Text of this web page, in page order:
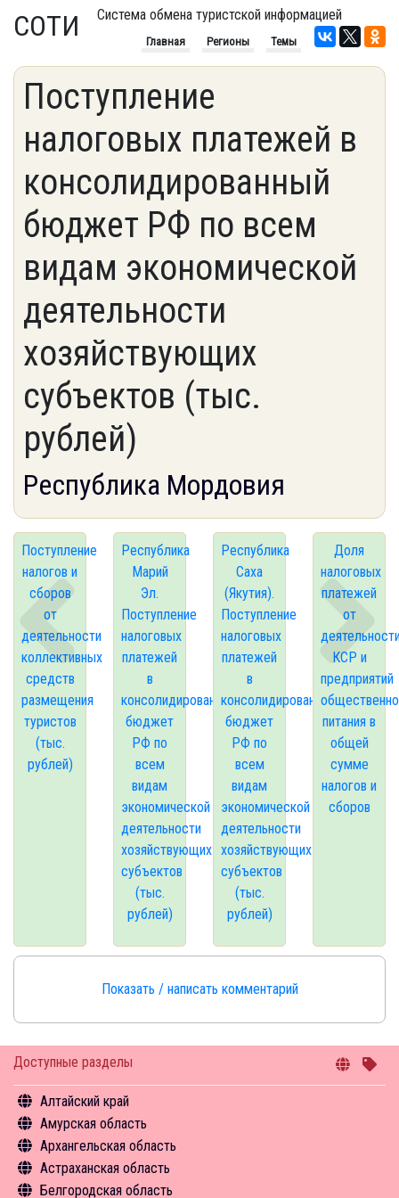
СОТИ Система обмена туристской информацией
Главная Регионы Темы
Доступные разделы
Алтайский край
Общая информация
Объекты туристского притяжения
Инфрастуктура туризма
Туризм в цифрах
Амурская область
Общая информация
Объекты туристского притяжения
Инфрастуктура туризма
Архангельская область
Общая информация
Объекты туристского притяжения
Астраханская область
Общая информация
Белгородская область
Поступление
налоговых платежей в
консолидированный
бюджет РФ по всем
видам экономической
деятельности
хозяйствующих
субъектов (тыс.
рублей)
Республика Мордовия
Поступление
налогов и
сборов
от
деятельности
коллективных
средств
размещения
туристов
(тыс.
рублей)
Республика
Марий
Эл.
Поступление
налоговых
платежей
в
консолидированный
бюджет
РФ по
всем
видам
экономической
деятельности
хозяйствующих
субъектов
(тыс.
рублей)
Республика
Саха
(Якутия).
Поступление
налоговых
платежей
в
консолидированный
бюджет
РФ по
всем
видам
экономической
деятельности
хозяйствующих
субъектов
(тыс.
рублей)
Доля
налоговых
платежей
от
КСР и
предприятий
питания в
общей
сумме
налогов и
сборов
Показать / написать комментарий